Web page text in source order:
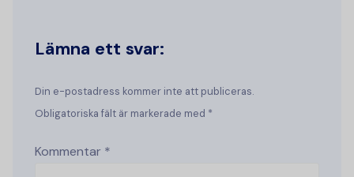
Lämna ett svar:
Din e-postadress kommer inte att publiceras.
Obligatoriska fält är markerade med *
Kommentar *